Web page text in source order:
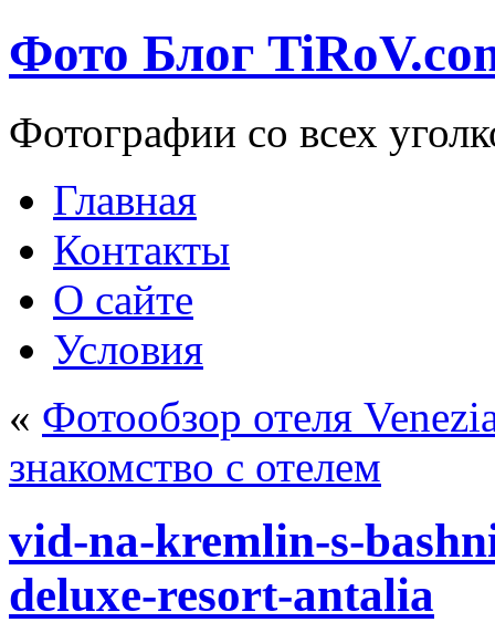
Фото Блог
Фотографии со всех
Главная
Контакты
О сайте
Условия
« Фотообзор отеля
знакомство с отелем
vid-na-kremlin-s-
deluxe-resort-antalia